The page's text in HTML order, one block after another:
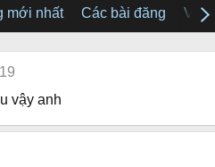
mới nhất Các bài đăng Về
vậy anh